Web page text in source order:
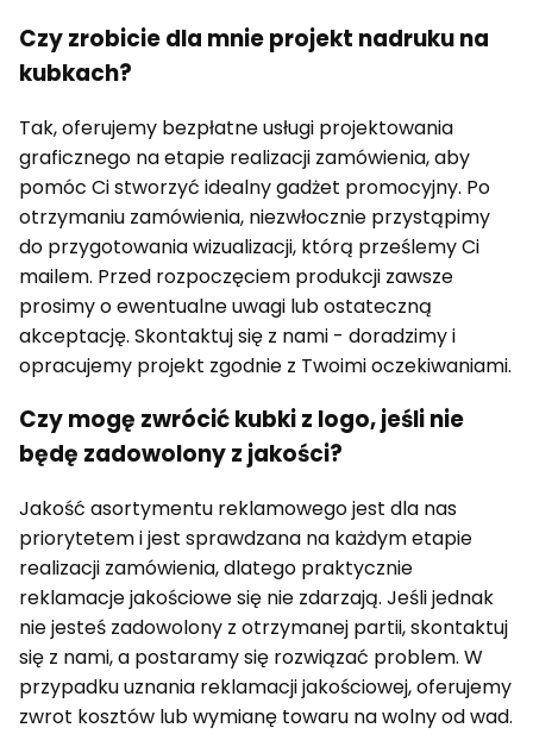
Czy zrobicie dla mnie projekt nadruku na
kubkach?
Tak, oferujemy bezpłatne usługi projektowania
graficznego na etapie realizacji zamówienia, aby
pomóc Ci stworzyć idealny gadżet promocyjny. Po
otrzymaniu zamówienia, niezwłocznie przystąpimy
do przygotowania wizualizacji, którą prześlemy Ci
mailem. Przed rozpoczęciem produkcji zawsze
prosimy o ewentualne uwagi lub ostateczną
akceptację. Skontaktuj się z nami - doradzimy i
opracujemy projekt zgodnie z Twoimi oczekiwaniami.
Czy mogę zwrócić kubki z logo, jeśli nie
będę zadowolony z jakości?
Jakość asortymentu reklamowego jest dla nas
priorytetem i jest sprawdzana na każdym etapie
realizacji zamówienia, dlatego praktycznie
reklamacje jakościowe się nie zdarzają. Jeśli jednak
nie jesteś zadowolony z otrzymanej partii, skontaktuj
się z nami, a postaramy się rozwiązać problem. W
przypadku uznania reklamacji jakościowej, oferujemy
zwrot kosztów lub wymianę towaru na wolny od wad.